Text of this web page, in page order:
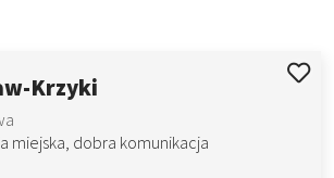
Krzyki
miejska, dobra komunikacja